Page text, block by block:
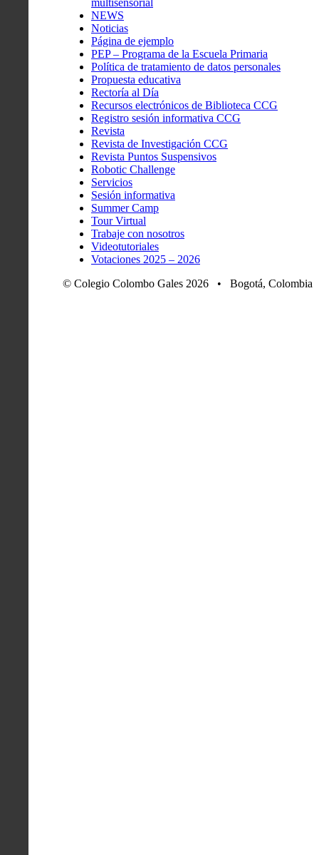
multisensorial
NEWS
Noticias
Página de ejemplo
PEP – Programa de la Escuela Primaria
Política de tratamiento de datos personales
Propuesta educativa
Rectoría al Día
Recursos electrónicos de Biblioteca CCG
Registro sesión informativa CCG
Revista
Revista de Investigación CCG
Revista Puntos Suspensivos
Robotic Challenge
Servicios
Sesión informativa
Summer Camp
Tour Virtual
Trabaje con nosotros
Videotutoriales
Votaciones 2025 – 2026
© Colegio Colombo Gales 2026 • Bogotá, Colombia